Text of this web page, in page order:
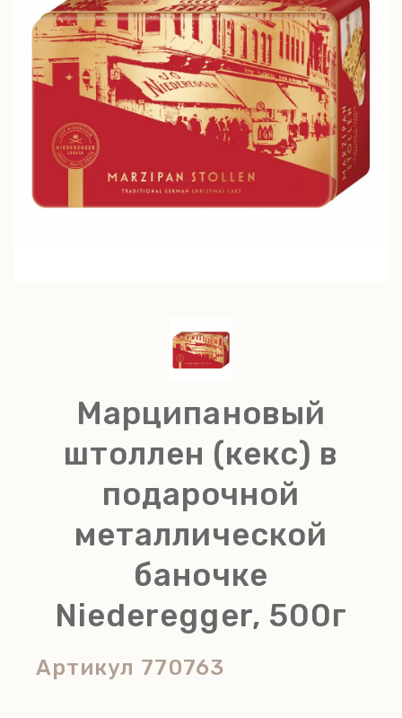
Марципановый
штоллен (кекс) в
подарочной
металлической
баночке
Niederegger, 500г
Артикул 770763